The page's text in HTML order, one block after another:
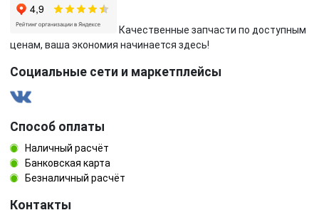
Качественные запчасти по доступным
ценам, ваша экономия начинается здесь!
Социальные сети и маркетплейсы
Способ оплаты
Наличный расчёт
Банковская карта
Безналичный расчёт
Контакты